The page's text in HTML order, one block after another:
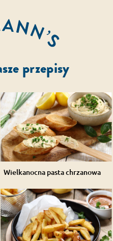
przepisy
Wielkanocna pasta chrzanowa